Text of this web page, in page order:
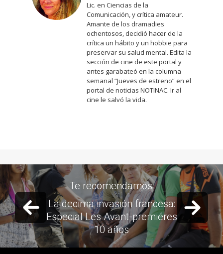
Lic. en Ciencias de la
Comunicación, y crítica amateur.
Amante de los dramadies
ochentosos, decidió hacer de la
crítica un hábito y un hobbie para
preservar su salud mental. Edita la
sección de cine de este portal y
antes garabateó en la columna
semanal “Jueves de estreno” en el
portal de noticias NOTINAC. Ir al
cine le salvó la vida.
Previous slide
Te recomendamos:
Long Live Steve: Crítica de
Ready Player One
Next